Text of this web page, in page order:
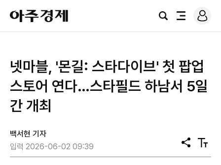
아
주
경
검
전
로
그
넷마블, '몬길: 스타다이브' 첫 팝업
스토어 연다…스타필드 하남서 5일
간 개최
백서현 기자
입력 2026-06-02 09:39
공
유
텍
스